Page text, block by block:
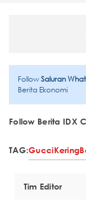
FollowSaluran
Berita Ekonomi
Follow Berita IDX
TAG:GucciKering
Tim Editor